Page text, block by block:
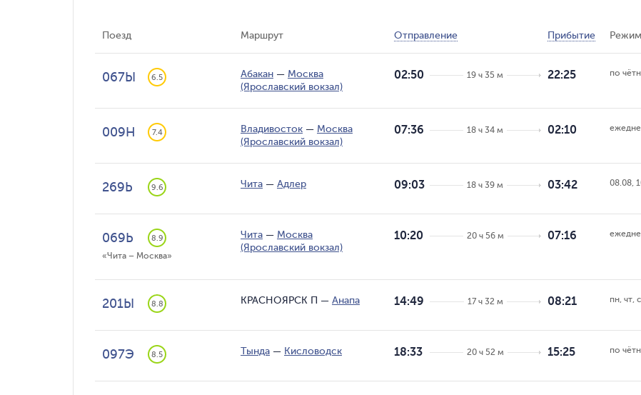
Поезд Маршрут Отправление Прибытие
067Ы 6.5 Абакан — Москва
(Ярославский вокзал)
02:50 19 ч 35 м 22:25 по
009Н 7.4 Владивосток — Москва
(Ярославский вокзал)
07:36 18 ч 34 м 02:10
269Ь 9.6 Чита — Адлер 09:03 18 ч 39 м 03:42 08.08,
069Ь 8.9
«Чита – Москва»
Чита — Москва
(Ярославский вокзал)
10:20 20 ч 56 м 07:16
201Ы 8.8 КРАСНОЯРСК П — Анапа 14:49 17 ч 32 м 08:21 пн, чт,
097Э 8.5 Тында — Кисловодск 18:33 20 ч 52 м 15:25 по